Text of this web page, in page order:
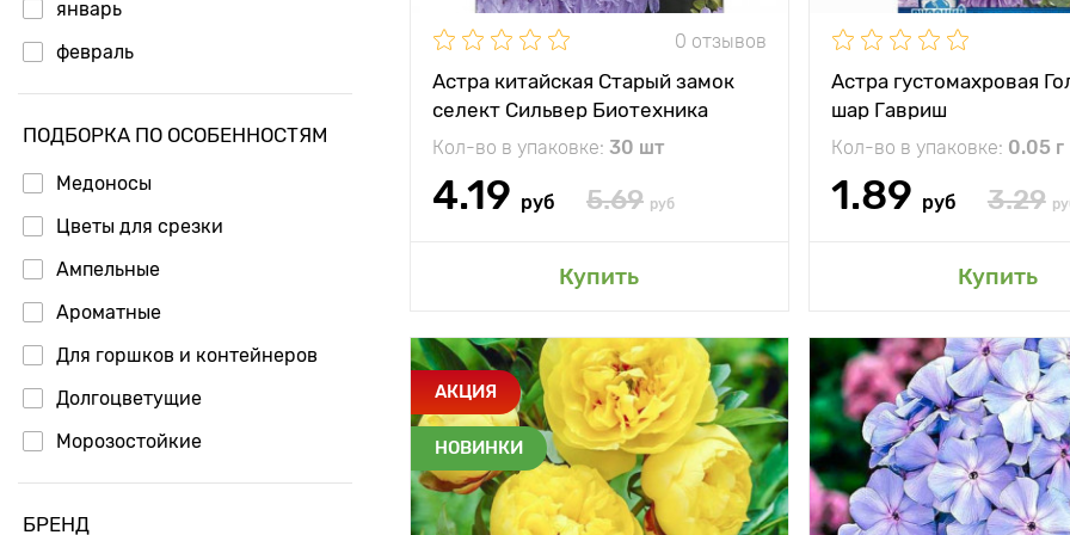
Глоксиния
Дицентра
Камассия
январь
февраль
март
апрель
май
июнь
ПОДБОРКА ПО ОСОБЕННОСТЯМ
Медоносы
Цветы для срезки
Ампельные
Ароматные
Для горшков и контейнеров
Долгоцветущие
Морозостойкие
Компаньоны для роз
БРЕНД
0 отзывов
Астра китайская Старый замок
селект Сильвер Биотехника
Кол-во в упаковке: 30 шт
4.19 руб 5.69 руб
Купить
Добавить в мой сад
Астра густомахровая
шар Гавриш
Кол-во в упаковке: 0.05 г
1.89 руб 3.29
Купить
Добавить в мой
АКЦИЯ
НОВИНКИ
Особенности
Редкий сорт с
пышными
соцветиями
Высота растения 70 - 80 см
Растояние между
100 - 120 см
Особенности
Высота растения
Растояние между
растениями